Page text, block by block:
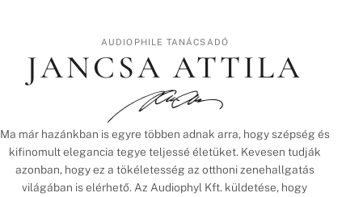
AUDIOPHILE TANÁCSADÓ
JANCSA ATTILA
Ma már hazánkban is egyre többen adnak arra, hogy szépség és
kifinomult elegancia tegye teljessé életüket. Kevesen tudják
azonban, hogy ez a tökéletesség az otthoni zenehallgatás
világában is elérhető. Az Audiophyl Kft. küldetése, hogy